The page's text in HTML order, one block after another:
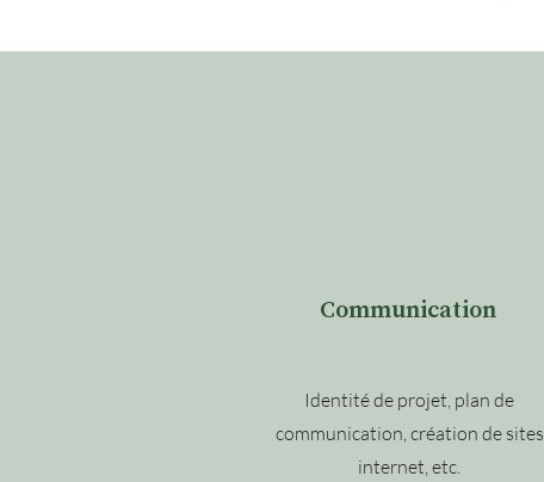
Communication
Identité de projet, plan de
communication, création de sites
internet, etc.